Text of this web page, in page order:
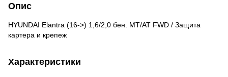
Опис
HYUNDAI Elantra (16->) 1,6/2,0 бен. МТ/АТ FWD / Защита
картера и крепеж
Характеристики